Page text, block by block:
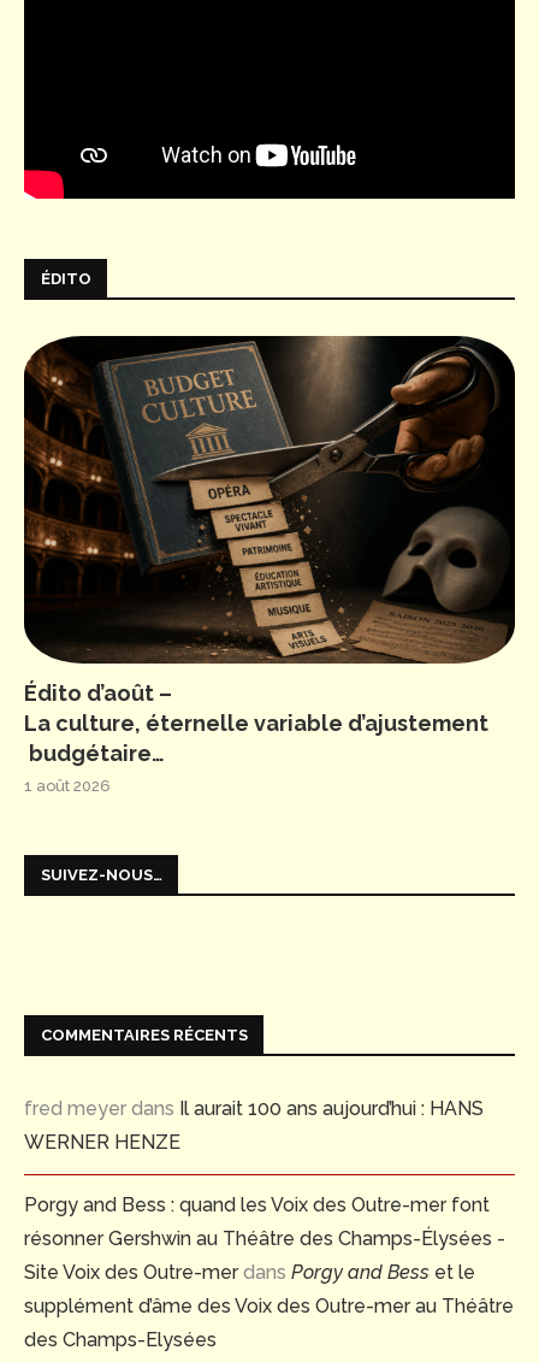
ÉDITO
Édito d’août –
La culture, éternelle variable d’ajustement
budgétaire…
1 août 2026
SUIVEZ-NOUS…
COMMENTAIRES RÉCENTS
fred meyer dans Il aurait 100 ans aujourd’hui : HANS
WERNER HENZE
Porgy and Bess : quand les Voix des Outre-mer font
résonner Gershwin au Théâtre des Champs-Élysées -
Site Voix des Outre-merdans Porgy and Bess et le
supplément d’âme des Voix des Outre-mer au Théâtre
des Champs-Elysées